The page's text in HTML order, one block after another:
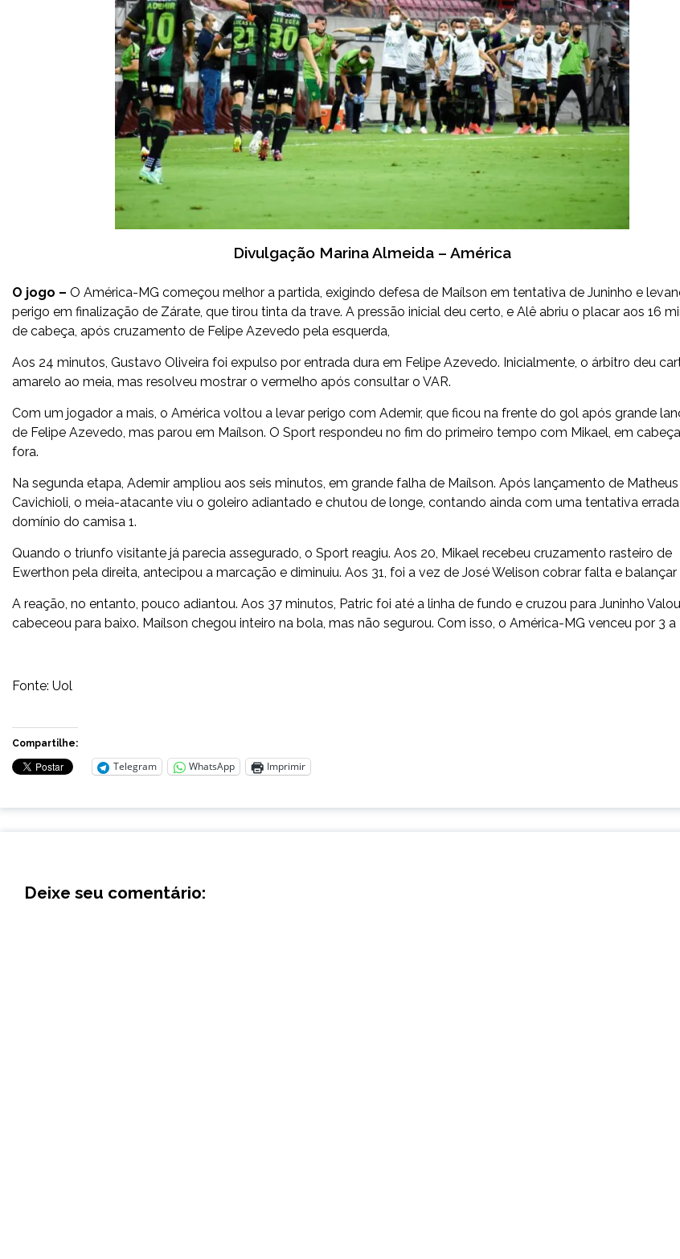
Divulgação Marina Almeida – América
O jogo – O América-MG começou melhor a partida, exigindo defesa de Maílson em tentativa de Juninho e
perigo em finalização de Zárate, que tirou tinta da trave. A pressão inicial deu certo, e Alê abriu o placar aos 16
de cabeça, após cruzamento de Felipe Azevedo pela esquerda,
Aos 24 minutos, Gustavo Oliveira foi expulso por entrada dura em Felipe Azevedo. Inicialmente, o árbitro deu
amarelo ao meia, mas resolveu mostrar o vermelho após consultar o VAR.
Com um jogador a mais, o América voltou a levar perigo com Ademir, que ficou na frente do gol após grande
de Felipe Azevedo, mas parou em Maílson. O Sport respondeu no fim do primeiro tempo com Mikael, em
fora.
Na segunda etapa, Ademir ampliou aos seis minutos, em grande falha de Maílson. Após lançamento de Matheus
Cavichioli, o meia-atacante viu o goleiro adiantado e chutou de longe, contando ainda com uma tentativa
domínio do camisa 1.
Quando o triunfo visitante já parecia assegurado, o Sport reagiu. Aos 20, Mikael recebeu cruzamento rasteiro de
Ewerthon pela direita, antecipou a marcação e diminuiu. Aos 31, foi a vez de José Welison cobrar falta e balançar
A reação, no entanto, pouco adiantou. Aos 37 minutos, Patric foi até a linha de fundo e cruzou para Juninho
cabeceou para baixo. Maílson chegou inteiro na bola, mas não segurou. Com isso, o América-MG venceu por 3 a
Fonte: Uol
Compartilhe:
Telegram WhatsApp Imprimir
Deixe seu comentário: